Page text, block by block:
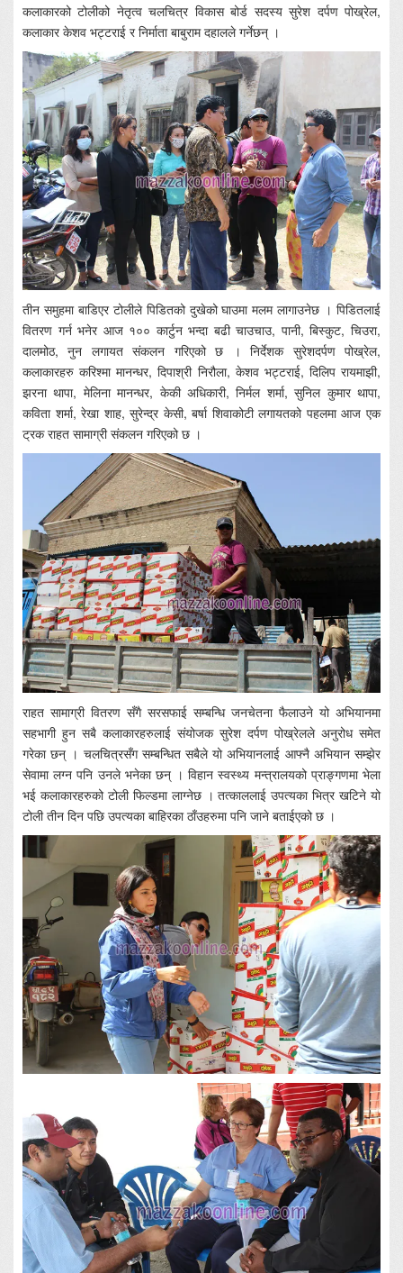
कलाकारको टोलीको नेतृत्व चलचित्र विकास बोर्ड सदस्य सुरेश दर्पण पोख्रेल,
कलाकार केशव भट्टराई र निर्माता बाबुराम दहालले गर्नेछन् ।
तीन समुहमा बाडिएर टोलीले पिडितको दुखेको घाउमा मलम लागाउनेछ । पिडितलाई
वितरण गर्न भनेर आज १०० कार्टुन भन्दा बढी चाउचाउ, पानी, बिस्कुट, चिउरा,
दालमोठ, नुन लगायत संकलन गरिएको छ । निर्देशक सुरेशदर्पण पोख्रेल,
कलाकारहरु करिश्मा मानन्धर, दिपाश्री निरौला, केशव भट्टराई, दिलिप रायमाझी,
झरना थापा, मेलिना मानन्धर, केकी अधिकारी, निर्मल शर्मा, सुनिल कुमार थापा,
कविता शर्मा, रेखा शाह, सुरेन्द्र केसी, बर्षा शिवाकोटी लगायतको पहलमा आज एक
ट्रक राहत सामाग्री संकलन गरिएको छ ।
राहत सामाग्री वितरण सँगै सरसफाई सम्बन्धि जनचेतना फैलाउने यो अभियानमा
सहभागी हुन सबै कलाकारहरुलाई संयोजक सुरेश दर्पण पोख्रेलले अनुरोध समेत
गरेका छन् । चलचित्रसँग सम्बन्धित सबैले यो अभियानलाई आफ्नै अभियान सम्झेर
सेवामा लग्न पनि उनले भनेका छन् । विहान स्वस्थ्य मन्त्रालयको प्राङ्गणमा भेला
भई कलाकारहरुको टोली फिल्डमा लाग्नेछ । तत्काललाई उपत्यका भित्र खटिने यो
टोली तीन दिन पछि उपत्यका बाहिरका ठाँउहरुमा पनि जाने बताईएको छ ।